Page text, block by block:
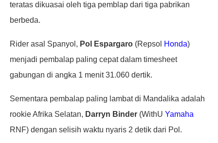
teratas dikuasai oleh tiga pemblap dari tiga pabrikan
berbeda.
Rider asal Spanyol, Pol Espargaro (Repsol Honda)
menjadi pembalap paling cepat dalam timesheet
gabungan di angka 1 menit 31.060 dertik.
Sementara pembalap paling lambat di Mandalika adalah
rookie Afrika Selatan, Darryn Binder (WithU Yamaha
RNF) dengan selisih waktu nyaris 2 detik dari Pol.